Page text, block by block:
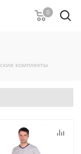
0
комплекты